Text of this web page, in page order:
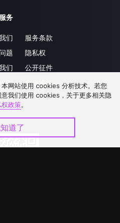
务
们
题
们
服务条款
隐私权
公开征件
合作洽談
网站使用 cookies 分析技术。若您
我们使用 cookies，关于更多相关隐
权政策。
道了